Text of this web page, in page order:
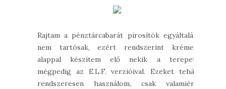
Rajtam a pénztárcabarát pirosítók egyáltalán
nem tartósak, ezért rendszerint krémes
alappal készítem elő nekik a terepet,
mégpedig az E.L.F. verzióival. Ezeket tehát
rendszeresen használom, csak valamiért